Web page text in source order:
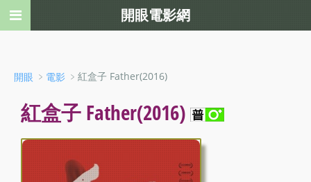
開眼 ﹥ 電影 ﹥紅盒子 Father(2016)
紅盒子 Father(2016)
開眼電影網